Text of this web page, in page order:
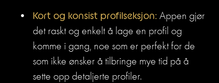
Kort og konsist profilseksjon: Appen gjør
det raskt og enkelt å lage en profil og
komme i gang, noe som er perfekt for de
som ikke ønsker å tilbringe mye tid på å
sette opp detaljerte profiler.